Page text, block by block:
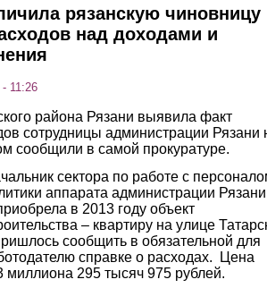
рязанскую чиновницу
над доходами и
- 11:26
района Рязани выявила факт
сотрудницы администрации Рязани
сообщили в самой прокуратуре.
сектора по работе с
аппарата администрации Рязани
в 2013 году объект
– квартиру на улице
сообщить в обязательной для
справке о расходах. Цена
миллиона 295 тысяч 975 рублей.